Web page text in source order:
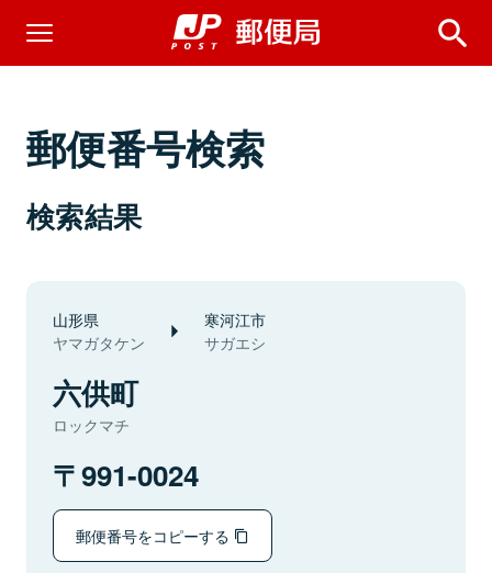
郵便番号検索
検索結果
山形県
ヤマガタケン
寒河江市
サガエシ
六供町
ロックマチ
991-0024
郵便番号をコピーする